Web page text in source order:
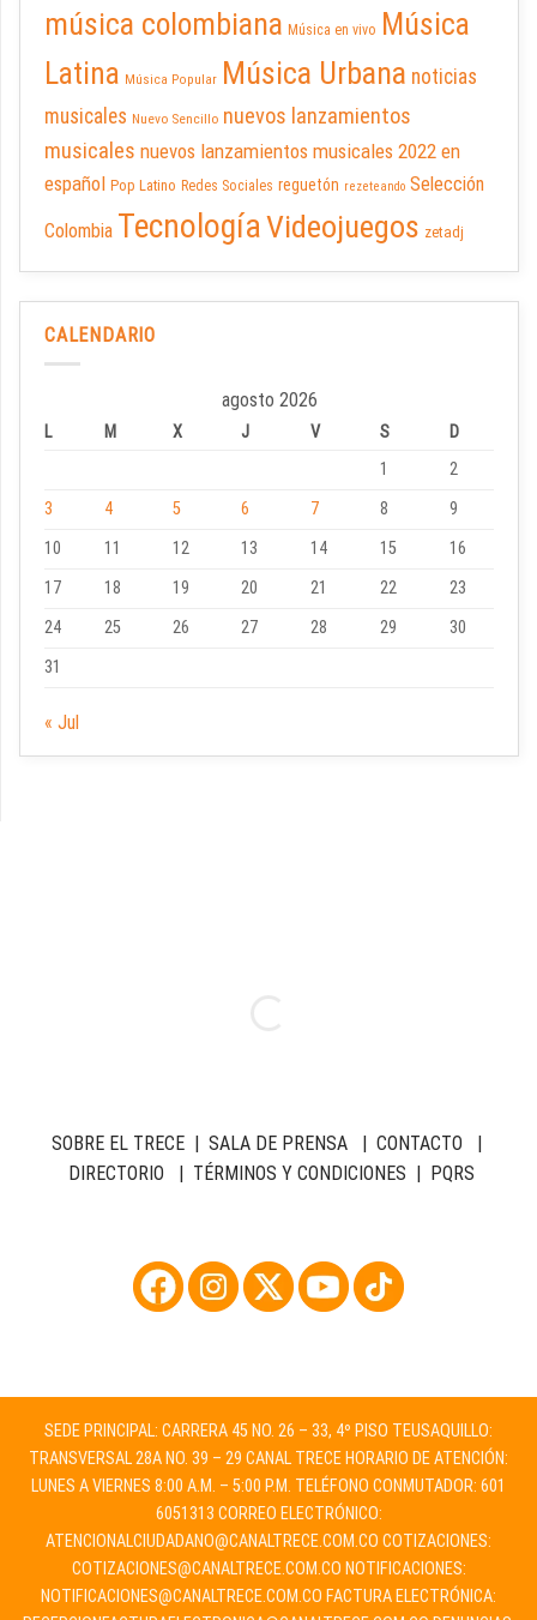
música colombiana Música en vivo Música
Latina Música Popular Música Urbana noticias
musicales Nuevo Sencillo nuevos lanzamientos
musicales nuevos lanzamientos musicales 2022 en
español Pop Latino Redes Sociales reguetón rezeteando Selección
Colombia TecnologíaVideojuegos zetadj
CALENDARIO
agosto 2026
L M X J V S
D
1
2
3
4 5 6 7 8
9
10
11 12 13 14 15
16
17
18 19 20 21 22
23
24
25 26 27 28 29
30
31
« Jul
SOBRE EL TRECE| SALA DE PRENSA| CONTACTO
DIRECTORIO
TÉRMINOS Y CONDICIONES PQRS
SEDE PRINCIPAL: CARRERA 45 NO. 26 – 33, 4º PISO TEUSAQUILLO:
TRANSVERSAL 28A NO. 39 – 29 CANAL TRECE HORARIO DE ATENCIÓN:
LUNES A VIERNES 8:00 A.M. – 5:00 P.M. TELÉFONO CONMUTADOR: 601
6051313 CORREO ELECTRÓNICO:
ATENCIONALCIUDADANO@CANALTRECE.COM.CO COTIZACIONES:
COTIZACIONES@CANALTRECE.COM.CO NOTIFICACIONES:
NOTIFICACIONES@CANALTRECE.COM.CO FACTURA ELECTRÓNICA: